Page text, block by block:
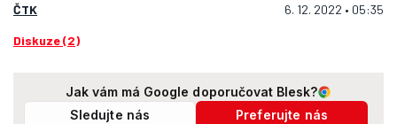
ČTK 6. 12. 2022 • 05:35
Diskuze (2)
Jak vám má Google doporučovat Blesk?
Sledujte nás
Preferujte nás